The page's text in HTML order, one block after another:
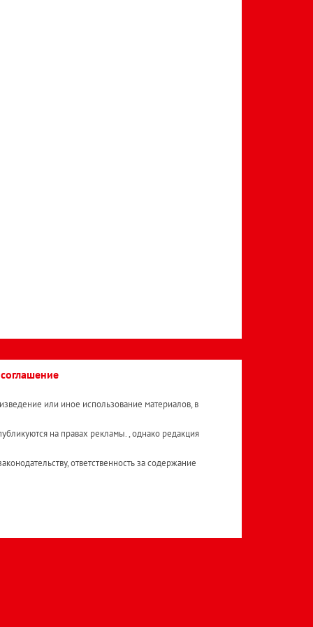
или иное использование материалов, в
на правах рекламы. , однако редакция
ответственность за содержание